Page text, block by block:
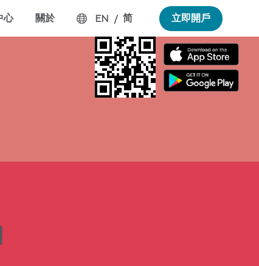
心 關於 EN / 简 立即開戶